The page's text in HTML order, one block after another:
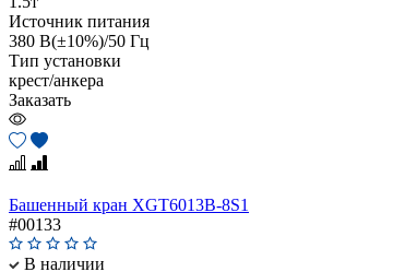
Источник питания
380 В(±10%)/50 Гц
Тип установки
крест/анкера
Заказать
Башенный кран XGT6013B-8S1
#00133
В наличии